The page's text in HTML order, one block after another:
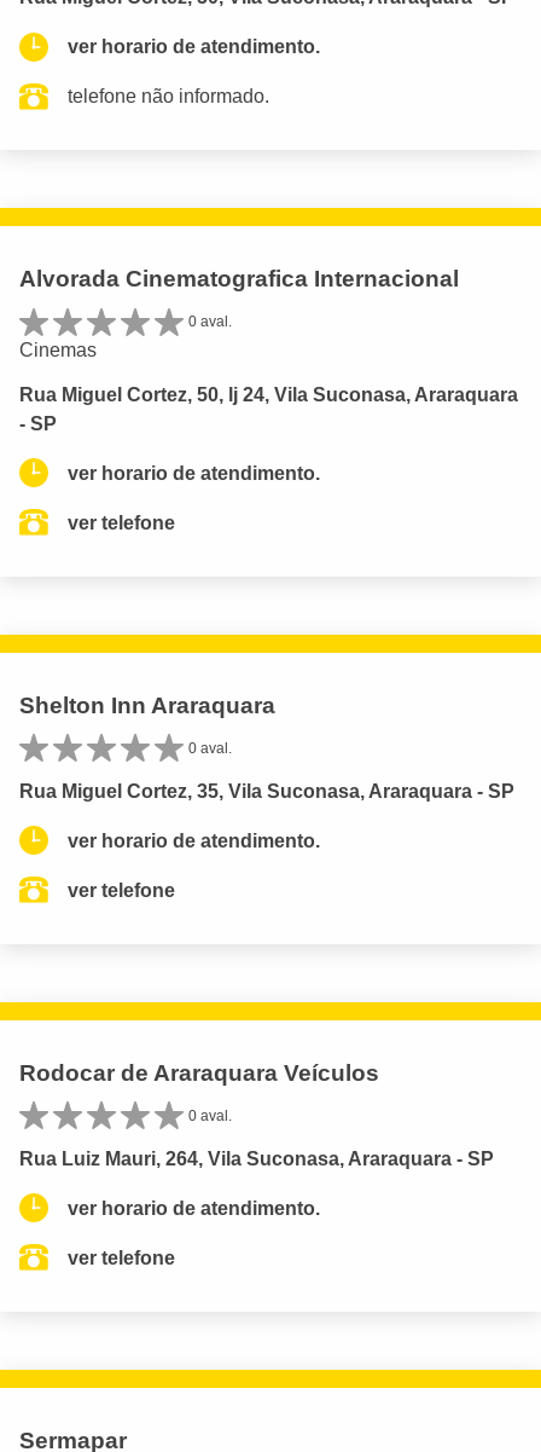
ver horario de atendimento.
telefone não informado.
Alvorada Cinematografica Internacional
0 aval.
Cinemas
Rua Miguel Cortez, 50, lj 24, Vila Suconasa, Araraquara
- SP
ver horario de atendimento.
ver telefone
Shelton Inn Araraquara
0 aval.
Rua Miguel Cortez, 35, Vila Suconasa, Araraquara - SP
ver horario de atendimento.
ver telefone
Rodocar de Araraquara Veículos
0 aval.
Rua Luiz Mauri, 264, Vila Suconasa, Araraquara - SP
ver horario de atendimento.
ver telefone
Sermapar